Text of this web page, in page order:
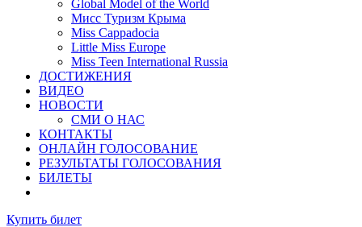
Global Model of the World
Мисс Туризм Крыма
Miss Cappadocia
Little Miss Europe
Miss Teen International Russia
ДОСТИЖЕНИЯ
ВИДЕО
НОВОСТИ
СМИ О НАС
КОНТАКТЫ
ОНЛАЙН ГОЛОСОВАНИЕ
РЕЗУЛЬТАТЫ ГОЛОСОВАНИЯ
БИЛЕТЫ
Купить билет